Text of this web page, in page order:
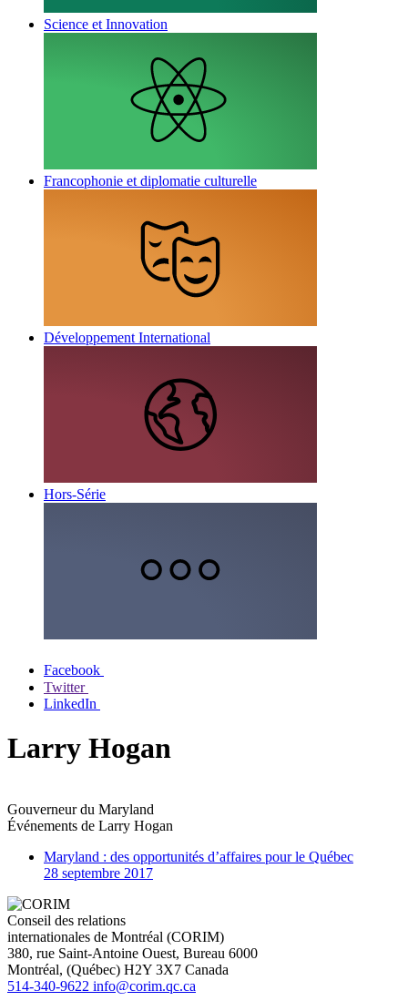
Science et Innovation
Francophonie et diplomatie culturelle
Développement International
Hors-Série
Facebook
Twitter
LinkedIn
Larry Hogan
Gouverneur du Maryland
Événements de Larry Hogan
Maryland : des opportunités d’affaires pour le Québec
28 septembre 2017
Conseil des relations
internationales de Montréal (CORIM)
380, rue Saint-Antoine Ouest, Bureau 6000
Montréal, (Québec) H2Y 3X7 Canada
514-340-9622 info@corim.qc.ca